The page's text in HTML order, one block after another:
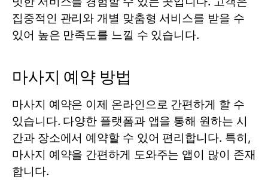
집중적인 관리와 개별 맞춤형 서비스를 받을 수
있어 높은 만족도를 느낄 수 있습니다.
마사지 예약 방법
마사지 예약은 이제 온라인으로 간편하게 할 수
있습니다. 다양한 플랫폼과 앱을 통해 원하는 시
간과 장소에서 예약할 수 있어 편리합니다. 특히,
마사지 예약을 간편하게 도와주는 앱이 많이 존재
합니다.